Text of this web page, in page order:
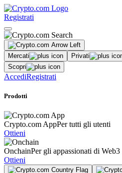
Registrati
Mercati Privati
Scopri
AccediRegistrati
Prodotti
Crypto.com AppPer tutti gli utenti
Ottieni
OnchainPer gli appassionati di Web3
Ottieni